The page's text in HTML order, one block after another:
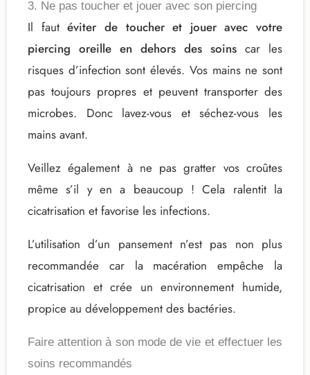
3. Ne pas toucher et jouer avec son piercing
Il fautéviter de toucher et jouer avec votre
piercing oreille en dehors des soins car les
risques d’infection sont élevés. Vos mains ne sont
pas toujours propres et peuvent transporter des
microbes. Donc lavez-vous et séchez-vous les
mains avant.
Veillez également à ne pas gratter vos croûtes
même s’il y en a beaucoup ! Cela ralentit la
cicatrisation et favorise les infections.
L’utilisation d’un pansement n’est pas non plus
recommandée car la macération empêche la
cicatrisation et crée un environnement humide,
propice au développement des bactéries.
Faire attention à son mode de vie et effectuer les
soins recommandés